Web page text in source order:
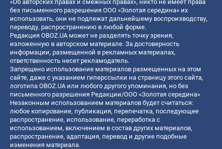
«Об авторских правах и смежных правах», никто не имеет права
без письменного разрешения ООО «Золотая середина» их
использовать, они не подлежат дальнейшему воспроизводству,
переводу, распространению в любой форме.
Редакция OBOZ.UA может не разделять точку зрения,
изложенную в авторском материале. За достоверность
информации, размещенной в рекламных материалах,
ответственность несет рекламодатель.
Запрещено использование материалов размещенных на этом
сайте, даже с указанием гиперссылки на страницу этого сайта,
логотипа OBOZ.UA или любого другого упоминания, но без
письменного разрешения Редакции/ООО «Золотая середина»
Незаконным использованием материалов будет считаться:
любое копирование, публикация, перепечатка, последующее
распространение, использование, переработка с
использованием, включением в состав других материалов,
распространение, адаптация, перевод и другие подобные
изменения материала.